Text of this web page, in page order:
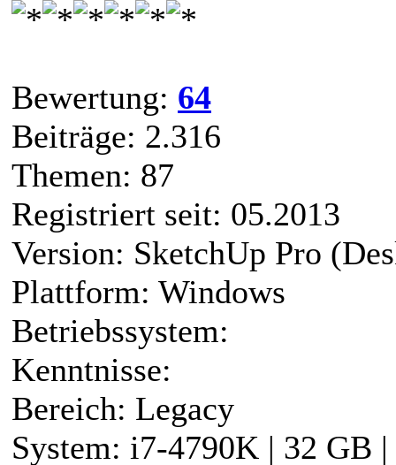
Bewertung: 64
Beiträge: 2.316
Themen: 87
Registriert seit: 05.2013
Version: SketchUp Pro
Plattform: Windows
Betriebssystem:
Kenntnisse:
Bereich: Legacy
System: i7-4790K | 32 GB